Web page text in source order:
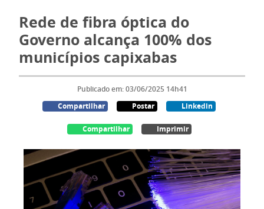
Rede de fibra óptica do
Governo alcança 100% dos
municípios capixabas
Publicado em: 03/06/2025 14h41
Compartilhar
Postar Linkedin
Compartilhar Imprimir